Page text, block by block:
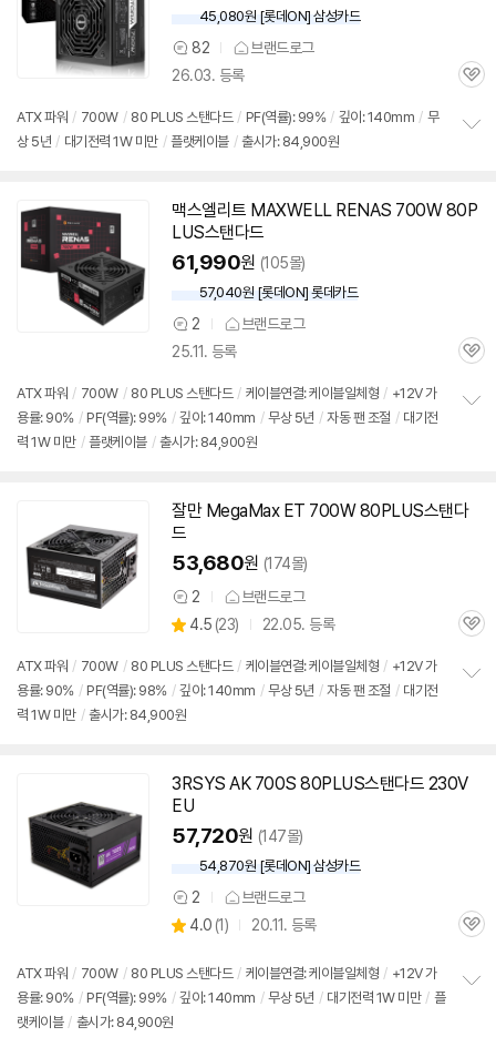
45,080원 [롯데ON] 삼성카드
상
품
견
82
브랜드로그
26.03. 등록
관
ATX 파워 / 700W / 80 PLUS 스탠다드 / PF(역률): 99% / 깊이: 140mm / 무
상 5년 / 대기전력 1W 미만 / 플랫케이블 / 출시가: 84,900원
치
맥스엘리트 MAXWELL RENAS 700W 80P
LUS스탠다드
61,990원 (105몰)
57,040원 [롯데ON] 롯데카드
상
품
견
2
브랜드로그
25.11. 등록
관
ATX 파워 / 700W / 80 PLUS 스탠다드 / 케이블연결: 케이블일체형 / +12V 가
용률: 90% / PF(역률): 99% / 깊이: 140mm / 무상 5년 / 자동 팬 조절 / 대기전
력 1W 미만 / 플랫케이블 / 출시가: 84,900원
잘만 MegaMax ET 700W 80PLUS스탠다
드
53,680원 (174몰)
상
품
견
2 브랜드로그
별
점
4.5 (상
리
뷰
23) 22.05. 등록
관
ATX 파워 / 700W / 80 PLUS 스탠다드 / 케이블연결: 케이블일체형 / +12V 가
용률: 90% / PF(역률): 98% / 깊이: 140mm / 무상 5년 / 자동 팬 조절 / 대기전
력 1W 미만 / 출시가: 84,900원
3RSYS AK 700S 80PLUS스탠다드 230V
EU
57,720원 (147몰)
54,870원 [롯데ON] 삼성카드
상
품
견
2 브랜드로그
별
4.0 (상
리
뷰
1) 20.11. 등록
관
상
ATX 파워 / 700W / 80 PLUS 스탠다드 / 케이블연결: 케이블일체형 / +12V 가
용률: 90% / PF(역률): 99% / 깊이: 140mm / 무상 5년 / 대기전력 1W 미만 / 플
랫케이블 / 출시가: 84,900원
세부정보 열기/접기